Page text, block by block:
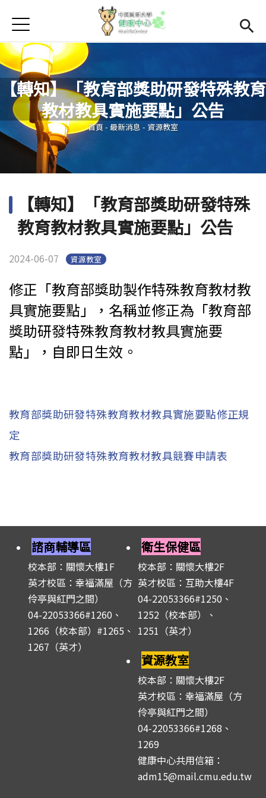
首頁
Open
學務處首頁(link is external)
Open submenu (關於我們)
關於我們
Open submenu (諮商輔導區)
諮商輔導區
Open submenu (資源教室)
資源教室
Open submenu (衛生保健區)
衛生保健區
生命教育
Jump to Navigation
Jump to Main content
【轉知】「教育部獎助研發特殊教育
教材教具實施要點」公告
您在這裡
首頁 - 最新消息 - 資源教室
【轉知】「教育部獎助研發特殊
教育教材教具實施要點」公告
2024-06-07 資源教室
修正「教育部獎助製作特殊教育教材教
具實施要點」，名稱並修正為「教育部
獎助研發特殊教育教材教具實施要
點」，自即日生效。
教育部獎助研發特殊教育教材教具實施要點修正規
定
教育部獎助研發特殊教育教材教具競賽申請表
諮商輔導區
校本部：關懷大樓1F
英才校區：幸福滿屋（方
伶亭與紅門之間）
04-22053366#1260、
1266（校本部）#1265、
1267（英才）
衛生保健區
校本部：關懷大樓2F
英才校區：互助大樓4F
04-22053366#1250、
1252（校本部）、
1251（英才）
資源教室
校本部：關懷大樓2F
英才校區：幸福滿屋（方
伶亭與紅門之間）
04-22053366#1268、
1269
健康中心共用信箱：
adm15@mail.cmu.edu.tw